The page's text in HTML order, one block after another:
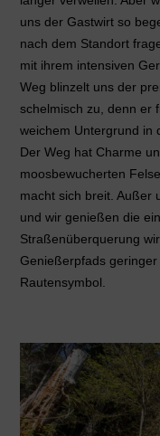
uns der Gastwirt so
nach dem Standort
mit ihrem intensiven
Weg blinzelt uns der
schelmisch zu, denn er
weichem Untergrund in
Der Weg hat Charme
moosbewucherten
macht sich breit. Außer
und wir genießen die
Straßenüberquerung
Genießerpfads
Rautensymbol.